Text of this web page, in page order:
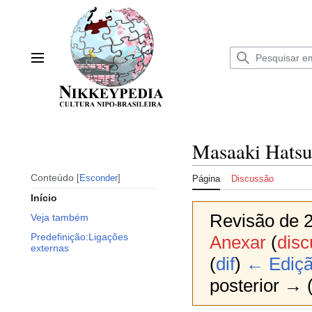
Menu principal
Conteúdo Esconder
Início
Veja também
Predefinição:Ligações
externas
Masaaki
Página Discussão
Revisão de
Anexar (
(dif) ←
posterior →